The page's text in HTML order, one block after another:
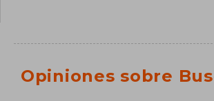
Opiniones sobre